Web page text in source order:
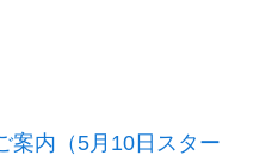
案内（5月10日スター